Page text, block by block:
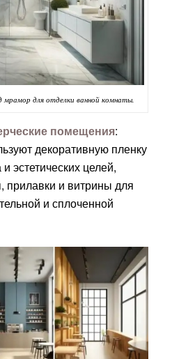
для отделки ванной комнаты.
помещения:
декоративную пленку
эстетических целей,
прилавки и витрины для
и сплоченной